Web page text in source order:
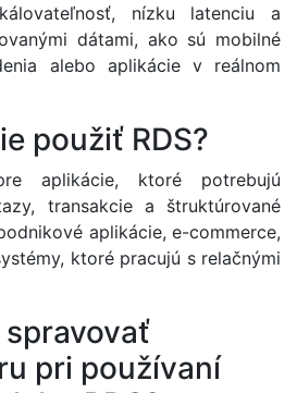
nízku latenciu a
dátami, ako sú mobilné
alebo aplikácie v reálnom
použiť RDS?
aplikácie, ktoré potrebujú
transakcie a štruktúrované
aplikácie, e-commerce,
ktoré pracujú s relačnými
pri používaní